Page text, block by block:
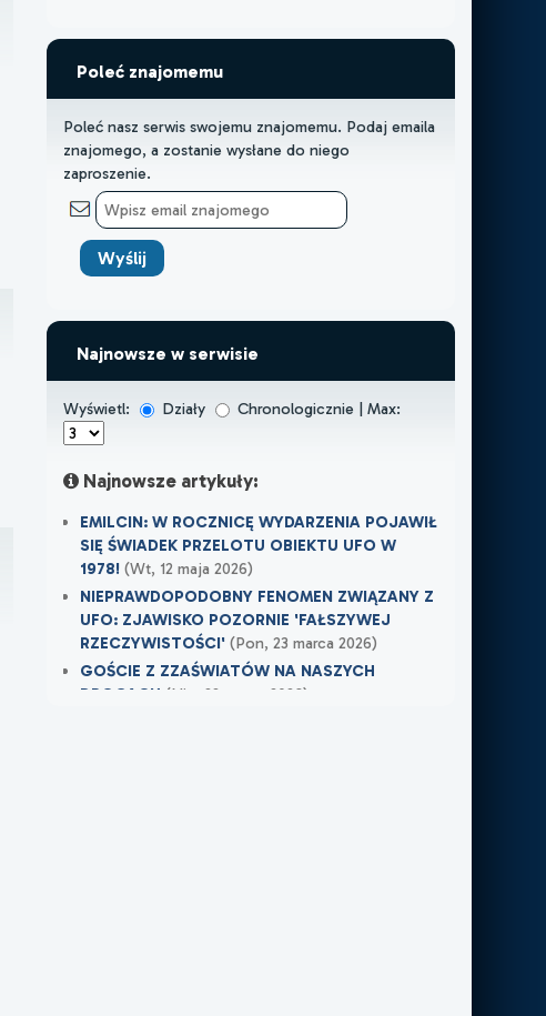
Poleć znajomemu
Poleć nasz serwis swojemu znajomemu. Podaj emaila
znajomego, a zostanie wysłane do niego
zaproszenie.
Najnowsze w serwisie
Wyświetl: Działy Chronologicznie | Max:
Najnowsze artykuły:
EMILCIN: W ROCZNICĘ WYDARZENIA POJAWIŁ
SIĘ ŚWIADEK PRZELOTU OBIEKTU UFO W
1978!(Wt, 12 maja 2026)
NIEPRAWDOPODOBNY FENOMEN ZWIĄZANY Z
UFO: ZJAWISKO POZORNIE 'FAŁSZYWEJ
RZECZYWISTOŚCI'(Pon, 23 marca 2026)
GOŚCIE Z ZZAŚWIATÓW NA NASZYCH
DROGACH (Nie, 22 marca 2026)